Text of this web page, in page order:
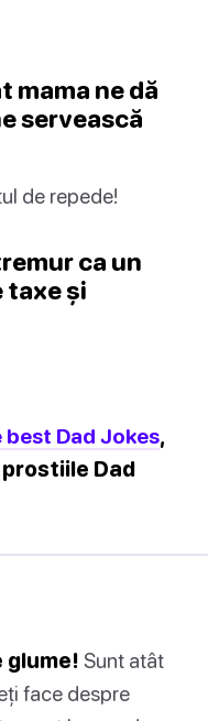
mama ne dă
servească
de repede!
ca un
taxe și
Dad Jokes,
Dad
glume! Sunt atât
face despre